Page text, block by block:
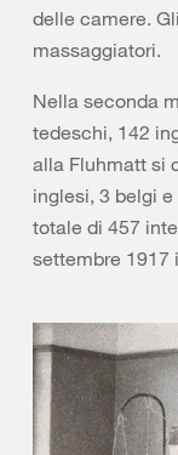
delle camere.
massaggiatori.
Nella seconda
tedeschi, 142
alla Fluhmatt si
inglesi, 3 belgi
totale di 457
settembre 1917